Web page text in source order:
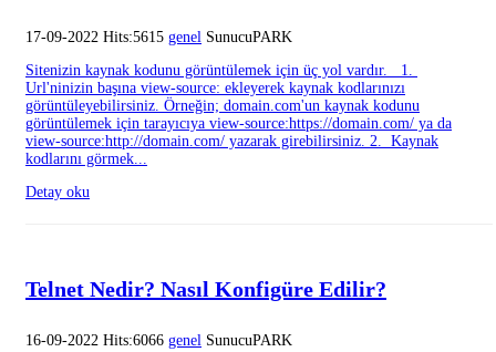
17-09-2022 Hits:5615 genel SunucuPARK
Sitenizin kaynak kodunu görüntülemek için üç yol vardır. 1.
Url'ninizin başına view-source: ekleyerek kaynak kodlarınızı
görüntüleyebilirsiniz. Örneğin; domain.com'un kaynak kodunu
görüntülemek için tarayıcıya view-source:https://domain.com/ ya da
view-source:http://domain.com/ yazarak girebilirsiniz. 2. Kaynak
kodlarını görmek...
Detay oku
Telnet Nedir? Nasıl Konfigüre Edilir?
16-09-2022 Hits:6066 genel SunucuPARK